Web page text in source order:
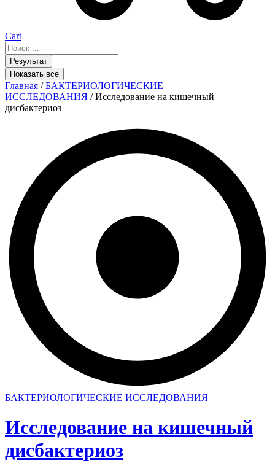
Cart
Search
...Результат
Показать все
Главная /БАКТЕРИОЛОГИЧЕСКИЕ
ИССЛЕДОВАНИЯ / Исследование на кишечный
дисбактериоз
БАКТЕРИОЛОГИЧЕСКИЕ ИССЛЕДОВАНИЯ
Исследование на кишечный
дисбактериоз